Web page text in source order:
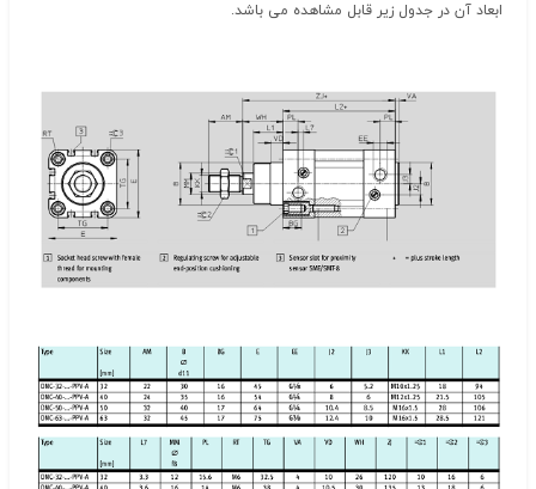
ابعاد آن در جدول زیر قابل مشاهده می باشد.